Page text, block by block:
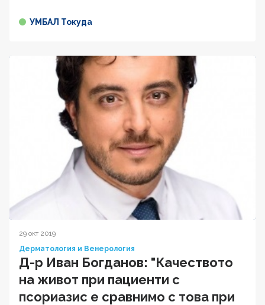
УМБАЛ Токуда
29 окт 2019
Дерматология и Венерология
Д-р Иван Богданов: "Качеството
на живот при пациенти с
псориазис е сравнимо с това при